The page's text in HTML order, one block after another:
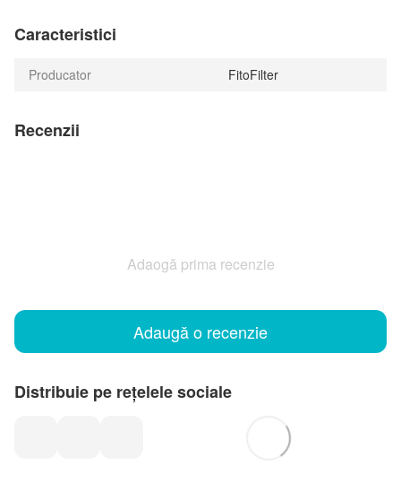
Caracteristici
Producator FitoFilter
Recenzii
Adaogă prima recenzie
Adaugă o recenzie
Distribuie pe rețelele sociale